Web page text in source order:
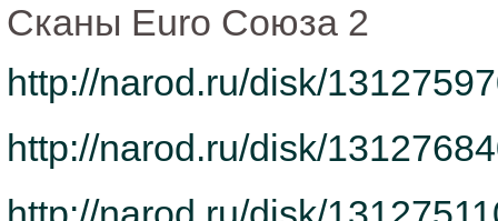
Сканы Euro Союза 2
http://narod.ru/disk/
http://narod.ru/disk/